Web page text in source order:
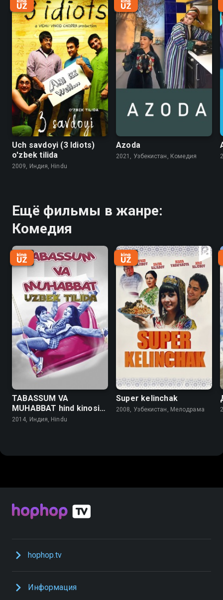
Шерали сняться в фильме, о котором он мечтал? А
Севара? Выполнит ли она свое обещание, данное
Шерали? А каковы планы Хусана и Лобар?
Uch savdoyi (3 Idiots)
o'zbek tilida
2009, Индия, Hindu
Azoda
2021, Узбекистан, Комедия
Ещё фильмы в жанре:
Комедия
TABASSUM VA
MUHABBAT hind kinosi
o'zbek tilida
2014, Индия, Hindu
Super kelinchak
2008, Узбекистан, Мелодрама
hophop.tv
Информация